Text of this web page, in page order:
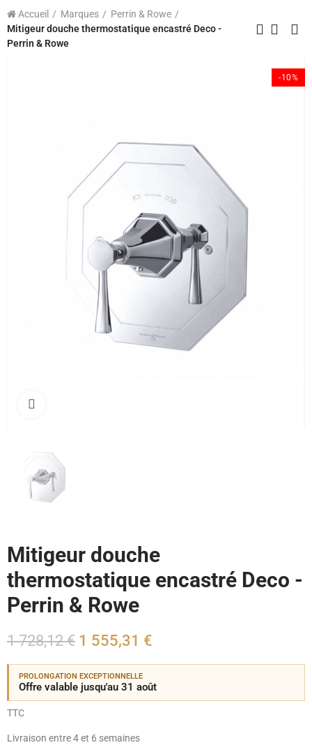
Accueil Marques
Perrin & Rowe
Mitigeur douche thermostatique encastré Deco -
Perrin & Rowe
-10%
Mitigeur douche
thermostatique encastré Deco -
Perrin & Rowe
1 728,12 € 1 555,31 €
PROLONGATION EXCEPTIONNELLE
Offre valable jusqu'au 31 août
TTC
Livraison entre 4 et 6 semaines